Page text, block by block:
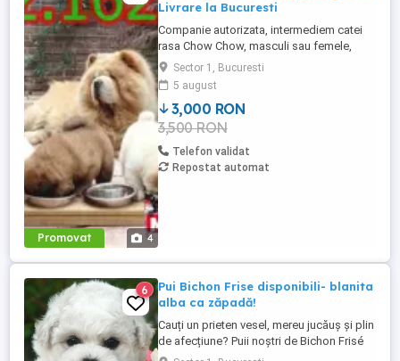
Promovat 4
Livrare la Bucuresti
Companie autorizata, intermediem catei
rasa Chow Chow, masculi sau femele,
incepand cu varsta de 2 luni. Colaboram cu
crescători iubitori, dedicați bunăstării puilor
lor,care doresc să le ofere cel mai bun
început. Inspectăm fiecare catelus și ne
asigurăm că sunt respectate bunele practici
de reproducere. ...
Sector 1, Bucuresti
5 august
3,000 RON
3,500 RON
Telefon validat
Repostat automat
6
Pui Bichon Frise disponibili- blanita
alba ca zăpadă!
Cauți un prieten vesel, mereu jucăuș și plin
de afecțiune? Puii noștri de Bichon Frisé
sunt alegerea perfectă! Acești micuți